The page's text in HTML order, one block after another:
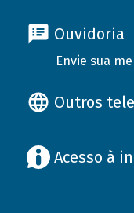
Ouvidoria
Envie sua
Outros
Acesso à